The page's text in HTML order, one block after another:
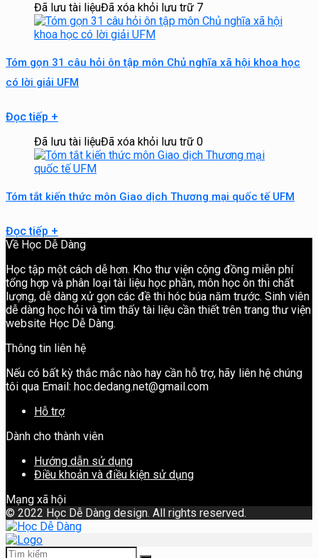
Đã lưu tài liệuĐã xóa khỏi lưu trữ 7
Tóm gọn 31 câu hỏi ôn tập môn Chủ nghĩa xã hội khoa học
có lời giải UFM
Đọc tiếp +
Đã lưu tài liệuĐã xóa khỏi lưu trữ 0
Tóm tắt kiến thức môn Giao dịch Thương mại quốc tế UFM
Đọc tiếp +
Về Học Dễ Dàng
Học tập một cách dễ hơn. Kho thư viện cộng đồng miễn phí
tổng hợp và phân loại tài liệu học phần, môn học ôn thi chất
lượng, dễ dàng xử gọn các đề thi hóc búa năm trước. Sinh viên
dễ dàng học hỏi và tìm thấy tài liệu cần thiết trên trang thư viện
website Học Dễ Dàng.
Thông tin liên hệ
Nếu có bất kỳ thắc mắc nào hay cần hỗ trợ, hãy liên hệ chúng
tôi qua Email: hoc.dedang.net@gmail.com
Hỗ trợ
Dành cho thành viên
Hướng dẫn sử dụng
Điều khoản và điều kiện sử dụng
Mạng xã hội
© 2022 Học Dễ Dàng design. All rights reserved.